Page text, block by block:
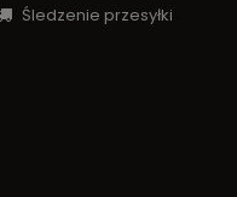
Śledzenie przesyłki